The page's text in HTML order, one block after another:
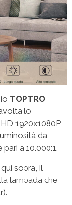
TOPTRO
lo
1920x1080P,
da
a 10.000:1.
sopra, il
lampada che